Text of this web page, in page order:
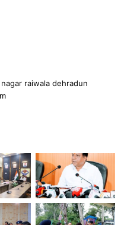
raiwala dehradun